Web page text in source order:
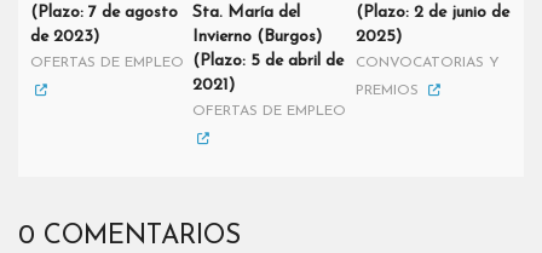
(Plazo: 7 de agosto
de 2023)
OFERTAS DE EMPLEO
Sta. María del
Invierno (Burgos)
(Plazo: 5 de abril de
2021)
OFERTAS DE EMPLEO
(Plazo: 2 de junio de
2025)
CONVOCATORIAS Y
PREMIOS
0 COMENTARIOS